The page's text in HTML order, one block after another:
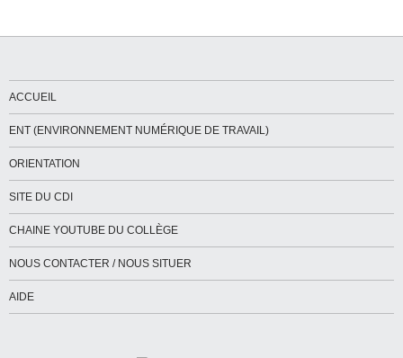
ACCUEIL
ENT (ENVIRONNEMENT NUMÉRIQUE DE TRAVAIL)
ORIENTATION
SITE DU CDI
CHAINE YOUTUBE DU COLLÈGE
NOUS CONTACTER / NOUS SITUER
AIDE